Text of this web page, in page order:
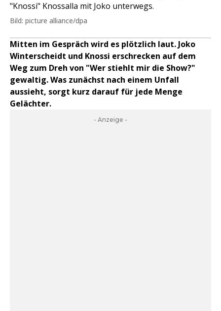
"Knossi" Knossalla mit Joko unterwegs.
Bild: picture alliance/dpa
Mitten im Gespräch wird es plötzlich laut. Joko
Winterscheidt und Knossi erschrecken auf dem
Weg zum Dreh von "Wer stiehlt mir die Show?"
gewaltig. Was zunächst nach einem Unfall
aussieht, sorgt kurz darauf für jede Menge
Gelächter.
- Anzeige -